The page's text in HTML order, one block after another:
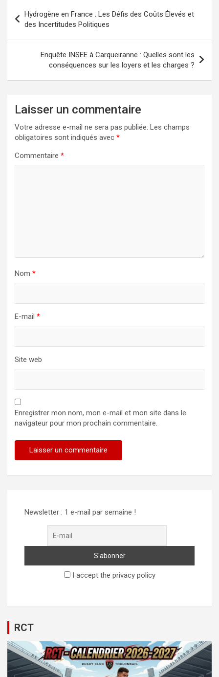
de
l’article
Hydrogène en France : Les Défis des Coûts Élevés et
des Incertitudes Politiques
Enquête INSEE à Carqueiranne : Quelles sont les
conséquences sur les loyers et les charges ?
Laisser un commentaire
Votre adresse e-mail ne sera pas publiée. Les champs
obligatoires sont indiqués avec *
Commentaire *
Nom *
E-mail *
Site web
Enregistrer mon nom, mon e-mail et mon site dans le
navigateur pour mon prochain commentaire.
Newsletter : 1 e-mail par semaine !
I accept the privacy policy
RCT